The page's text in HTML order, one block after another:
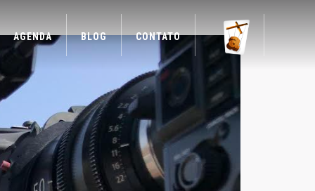
AGENDA BLOG CONTATO